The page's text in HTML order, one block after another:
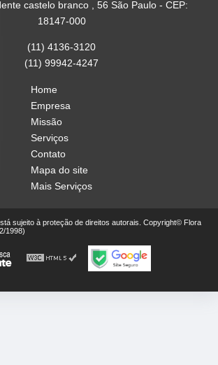
castelo branco , 56 São Paulo - CEP:
18147-000
(11) 4136-3120
(11) 99942-4247
Home
Empresa
Missão
Serviços
Contato
Mapa do site
Mais Serviços
sujeito à proteção de direitos autorais. Copyright© Flora
1998)